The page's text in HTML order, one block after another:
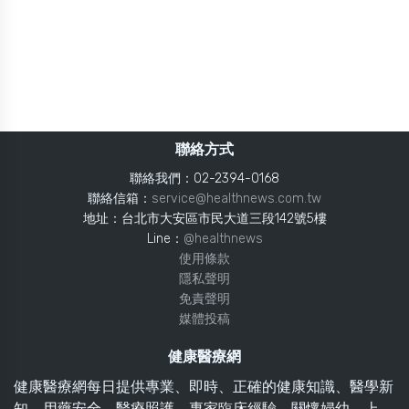
聯絡方式
聯絡我們：02-2394-0168
聯絡信箱： service@healthnews.com.tw
地址：台北市大安區市民大道三段142號5樓
Line： @healthnews
使用條款
隱私聲明
免責聲明
媒體投稿
健康醫療網
健康醫療網每日提供專業、即時、正確的健康知識、醫學新